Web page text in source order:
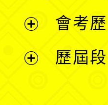
會考
歷屆